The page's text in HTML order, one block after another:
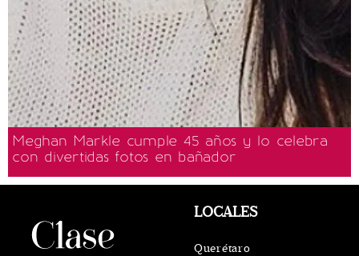
Meghan Markle cumple 45 años y lo celebra
con divertidas fotos en bañador
LOCALES
Querétaro